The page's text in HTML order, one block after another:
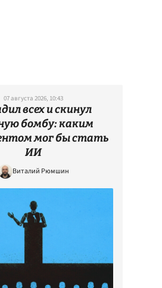
07 августа 2026, 10:43
всех и скинул
бомбу: каким
мог бы стать
ИИ
Виталий Рюмшин